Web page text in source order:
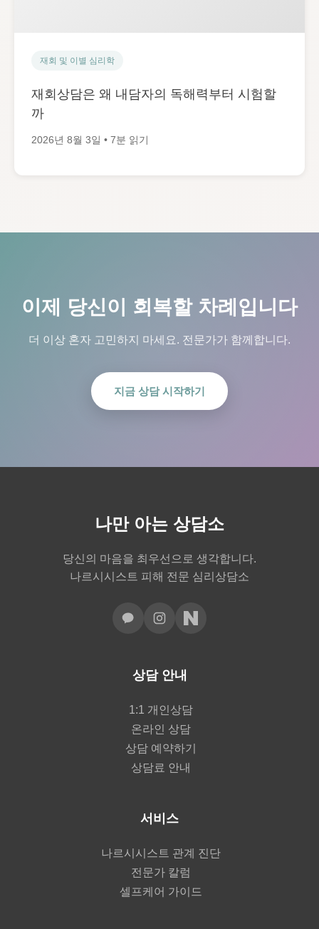
재회 및 이별 심리학
재회상담은 왜 내담자의 독해력부터 시험할
까
2026년 8월 3일 • 7분 읽기
이제 당신이 회복할 차례입니다
더 이상 혼자 고민하지 마세요. 전문가가 함께합니다.
지금 상담 시작하기
나만 아는 상담소
당신의 마음을 최우선으로 생각합니다.
나르시시스트 피해 전문 심리상담소
상담 안내
1:1 개인상담
온라인 상담
상담 예약하기
상담료 안내
서비스
나르시시스트 관계 진단
전문가 칼럼
셀프케어 가이드